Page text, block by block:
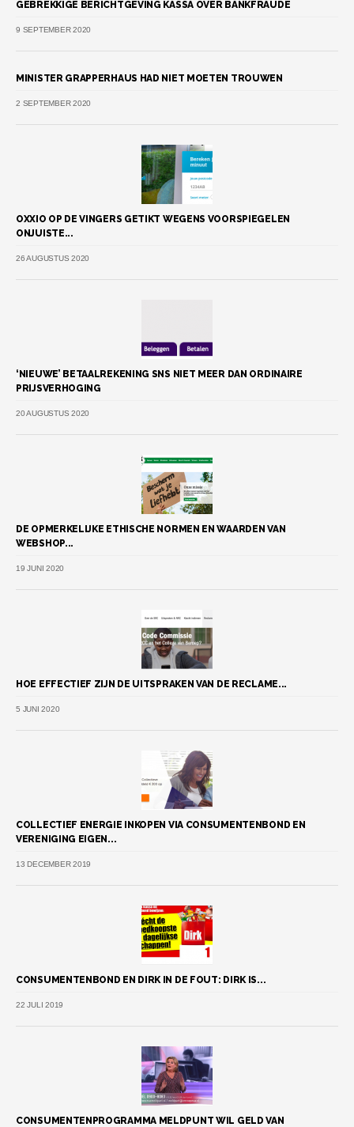
GEBREKKIGE BERICHTGEVING KASSA OVER BANKFRAUDE
9 SEPTEMBER 2020
MINISTER GRAPPERHAUS HAD NIET MOETEN TROUWEN
2 SEPTEMBER 2020
OXXIO OP DE VINGERS GETIKT WEGENS VOORSPIEGELEN
ONJUISTE...
26 AUGUSTUS 2020
‘NIEUWE’ BETAALREKENING SNS NIET MEER DAN ORDINAIRE
PRIJSVERHOGING
20 AUGUSTUS 2020
DE OPMERKELIJKE ETHISCHE NORMEN EN WAARDEN VAN
WEBSHOP...
19 JUNI 2020
HOE EFFECTIEF ZIJN DE UITSPRAKEN VAN DE RECLAME...
5 JUNI 2020
COLLECTIEF ENERGIE INKOPEN VIA CONSUMENTENBOND EN
VERENIGING EIGEN...
13 DECEMBER 2019
CONSUMENTENBOND EN DIRK IN DE FOUT: DIRK IS...
22 JULI 2019
CONSUMENTENPROGRAMMA MELDPUNT WIL GELD VAN